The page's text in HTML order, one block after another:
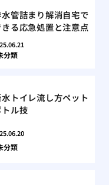
管詰まり解消自宅で
きる応急処置と注意点
分類
トイレ流し方ペット
ル技
分類